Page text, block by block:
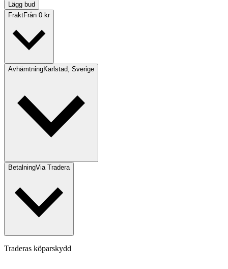
Lägg bud
FraktFrån 0 kr
AvhämtningKarlstad, Sverige
BetalningVia Tradera
Traderas köparskydd